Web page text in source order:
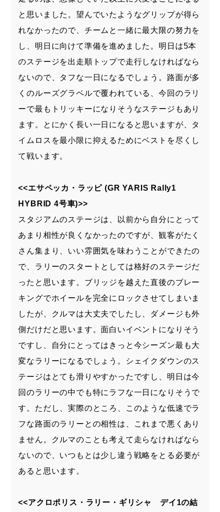
と思いました。望んでいたようなグリップが得ら
れなかったので、チームと一緒に最大限の努力を
し、明日に向けて準備を進めました。明日は5本
のステージを出走順トップで走行しなければなら
ないので、タフな一日になるでしょう。路面が多
くのルーズグラベルで覆われている、今回のラリ
ーで最もトリッキーになりそうなステージもあり
ます。とにかく長い一日になると思いますが、タ
イムロスを最小限に抑えるためにベストを尽くし
て戦います。
<<エサペッカ・ラッピ (GR YARIS Rally1
HYBRID 4号車)>>
スタジアムのステージは、以前から自分にとって
あまり相性が良くなかったのですが、観客がたく
さん集まり、いい雰囲気を味わうことができたの
で、ラリーのスタートとしては格好のステージだ
ったと思います。ブリッジを越えた直後のブレー
キングでホイールを完全にロックさせてしまいま
したが、クルマは大丈夫でしたし、ダメージも外
側だけだと思います。面白いイベントになりそう
ですし、自分にとってはきっと今シーズン最も大
変なラリーになるでしょう。シェイクダウンのス
テージはとても滑りやすかったですし、明日は今
回のラリーの中でも特にラフな一日になりそうで
す。ただし、実際のところ、このような低速でラ
フな路面のラリーとの相性は、これまで悪くあり
ません。クルマのことも考えて走らなければなら
ないので、いつもとは少し違う戦略をとる必要が
あると思います。
<<アクロポリス・ラリー・ギリシャ デイ1の結